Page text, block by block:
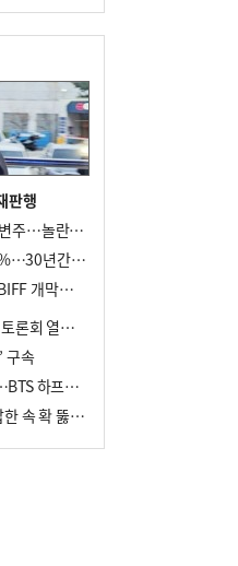
정에 막
판행
빨려들어갈 듯 스크린 속 시공간 변주…놀란의 메시지는 ‘전쟁 속죄’
K팝 아이돌, '밀리언셀러' 단 1.6%…30년간 등장 1182개팀 전수조사
‘라이징 스타’ 배우 김민하, 올해 BIFF 개막식 사회자 확정
친일 논란 빚은 가수 남인수 공개 토론회 열린다.
구속
월드컵서 증명한 K-콘텐츠 위상…BTS 하프타임쇼·정호연 트로피 세리머니
‘무법중년’의 사적응징 액션, 답답한 속 확 뚫어주네